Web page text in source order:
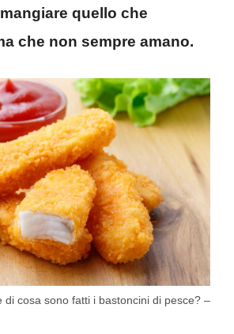
quello che
che non sempre amano.
di cosa sono fatti i bastoncini di pesce? –